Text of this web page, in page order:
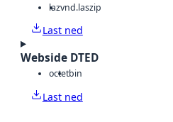
lazvnd.laszip
Last ned
Webside DTED
octetbin
Last ned